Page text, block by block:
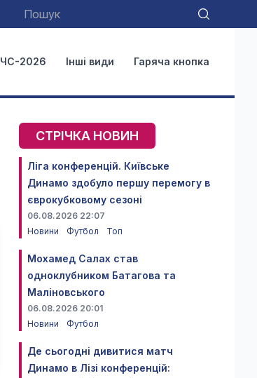
ЧС-2026 Інші види Гаряча кнопка
СТРІЧКА НОВИН
Ліга конференцій. Київське
Динамо здобуло першу перемогу в
єврокубковому сезоні
06.08.2026 22:07
Новини
Футбол Топ
Мохамед Салах став
одноклубником Батагова та
Маліновського
06.08.2026 20:01
Новини
Футбол
Де сьогодні дивитися матч
Динамо в Лізі конференцій: